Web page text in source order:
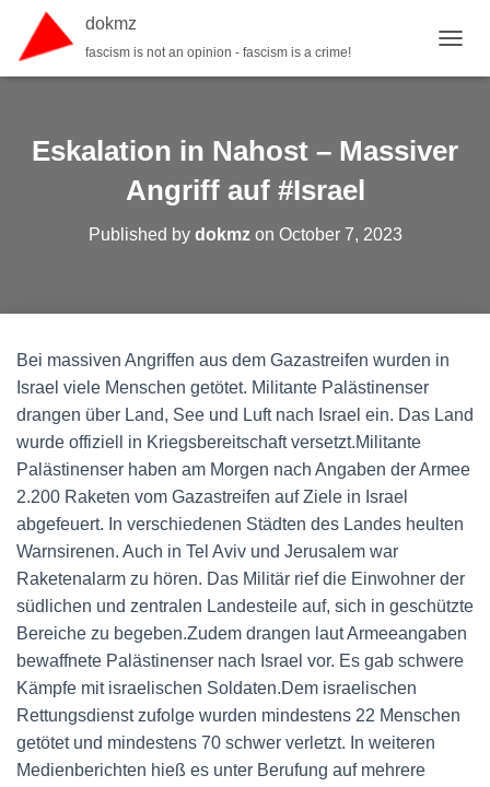
dokmz
fascism is not an opinion - fascism is a crime!
Eskalation in Nahost – Massiver
Angriff auf #Israel
Published by dokmzon October 7, 2023
Bei massiven Angriffen aus dem Gazastreifen wurden in
Israel viele Menschen getötet. Militante Palästinenser
drangen über Land, See und Luft nach Israel ein. Das Land
wurde offiziell in Kriegsbereitschaft versetzt.Militante
Palästinenser haben am Morgen nach Angaben der Armee
2.200 Raketen vom Gazastreifen auf Ziele in Israel
abgefeuert. In verschiedenen Städten des Landes heulten
Warnsirenen. Auch in Tel Aviv und Jerusalem war
Raketenalarm zu hören. Das Militär rief die Einwohner der
südlichen und zentralen Landesteile auf, sich in geschützte
Bereiche zu begeben.Zudem drangen laut Armeeangaben
bewaffnete Palästinenser nach Israel vor. Es gab schwere
Kämpfe mit israelischen Soldaten.Dem israelischen
Rettungsdienst zufolge wurden mindestens 22 Menschen
getötet und mindestens 70 schwer verletzt. In weiteren
Medienberichten hieß es unter Berufung auf mehrere